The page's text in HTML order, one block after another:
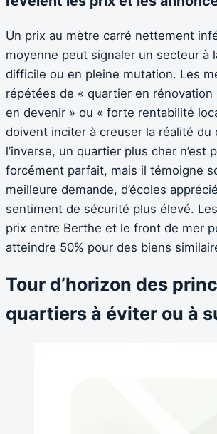
Un prix au mètre carré nettement
moyenne peut signaler un secteur à
difficile ou en pleine mutation. Les
répétées de « quartier en rénovation
en devenir » ou « forte rentabilité
doivent inciter à creuser la réalité du
l’inverse, un quartier plus cher n’est
forcément parfait, mais il témoigne
meilleure demande, d’écoles
sentiment de sécurité plus élevé.
prix entre Berthe et le front de mer
atteindre 50% pour des biens
Tour d’horizon des
quartiers à éviter ou à